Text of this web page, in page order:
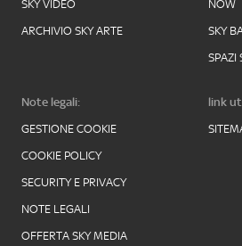
SKY VIDEO
ARCHIVIO SKY ARTE
NOW
SKY
SPAZI
Note legali:
GESTIONE COOKIE
COOKIE POLICY
SECURITY E PRIVACY
NOTE LEGALI
OFFERTA SKY MEDIA
link